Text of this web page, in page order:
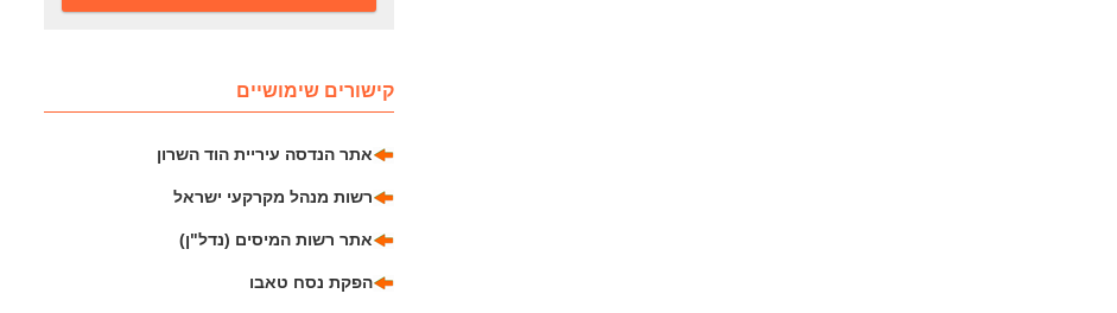
קישורים שימושיים
אתר הנדסה עיריית הוד השרון
רשות מנהל מקרקעי ישראל
אתר רשות המיסים (נדל"ן)
הפקת נסח טאבו